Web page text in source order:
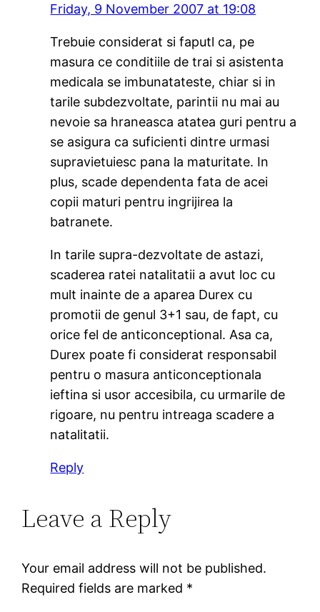
Friday, 9 November 2007 at 19:08
Trebuie considerat si faputl ca, pe
masura ce conditiile de trai si asistenta
medicala se imbunatateste, chiar si in
tarile subdezvoltate, parintii nu mai au
nevoie sa hraneasca atatea guri pentru a
se asigura ca suficienti dintre urmasi
supravietuiesc pana la maturitate. In
plus, scade dependenta fata de acei
copii maturi pentru ingrijirea la
batranete.
In tarile supra-dezvoltate de astazi,
scaderea ratei natalitatii a avut loc cu
mult inainte de a aparea Durex cu
promotii de genul 3+1 sau, de fapt, cu
orice fel de anticonceptional. Asa ca,
Durex poate fi considerat responsabil
pentru o masura anticonceptionala
ieftina si usor accesibila, cu urmarile de
rigoare, nu pentru intreaga scadere a
natalitatii.
Reply
Leave a Reply
Your email address will not be published.
Required fields are marked *